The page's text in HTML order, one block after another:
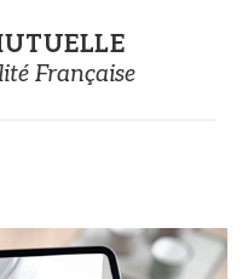
Française